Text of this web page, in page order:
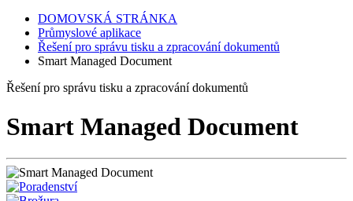
DOMOVSKÁ STRÁNKA
Průmyslové aplikace
Řešení pro správu tisku a zpracování dokumentů
Smart Managed Document
Řešení pro správu tisku a zpracování dokumentů
Smart Managed Document